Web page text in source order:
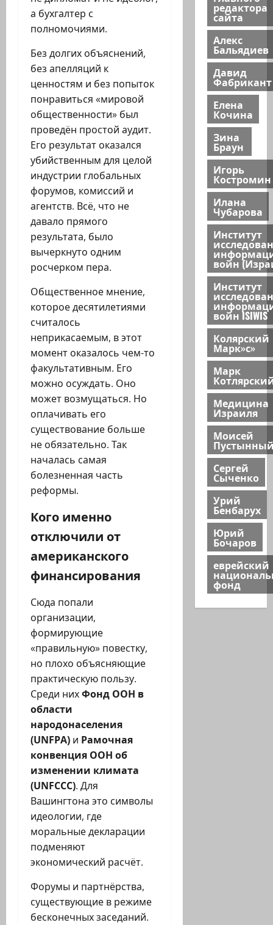
а бухгалтер с
полномочиями.
Без долгих объяснений,
без апелляций к
ценностям и без попыток
понравиться «мировой
общественности» был
проведён простой аудит.
Его результат оказался
убийственным для целой
индустрии глобальных
форумов, комиссий и
агентств. Всё, что не
давало прямого
результата, было
вычеркнуто одним
росчерком пера.
Общественное мнение,
которое десятилетиями
считалось
неприкасаемым, в этот
момент оказалось чем-то
факультативным. Его
можно осуждать. Оно
может возмущаться. Но
оплачивать его
существование больше
не обязательно. Так
началась самая
болезненная часть
реформы.
Кого именно
отключили от
американского
финансирования
Сюда попали
организации,
формирующие
«правильную» повестку,
но плохо объясняющие
практическую пользу.
Среди нихФонд ООН в
области
народонаселения
(UNFPA) и Рамочная
конвенция ООН об
изменении климата
(UNFCCC). Для
Вашингтона это символы
идеологии, где
моральные декларации
подменяют
экономический расчёт.
Форумы и партнёрства,
существующие в режиме
бесконечных заседаний.
редактора
сайта
Алекс
Бальядиев
Давид
Фабрикант
Елена
Кочина
Зина
Браун
Игорь
Костромин
Илана
Чубарова
Институт
войн
Институт
войн ISIWIS
Колярский
Марк»с»
Марк
Медицина
Израиля
Моисей
Сергей
Сыченко
Урий
Бенбарух
Юрий
Бочаров
еврейский
фонд